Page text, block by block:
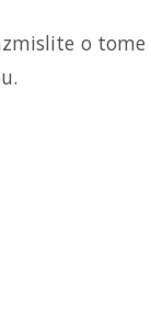
o tome